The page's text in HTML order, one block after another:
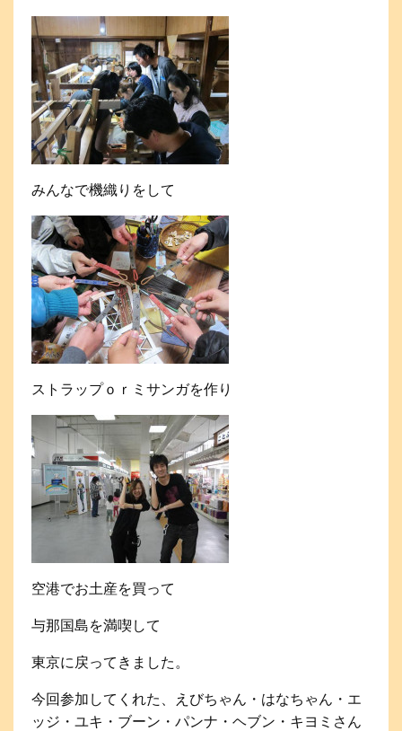
みんなで機織りをして
ストラップｏｒミサンガを作り
空港でお土産を買って
与那国島を満喫して
東京に戻ってきました。
今回参加してくれた、えびちゃん・はなちゃん・エ
ッジ・ユキ・ブーン・パンナ・ヘブン・キヨミさん